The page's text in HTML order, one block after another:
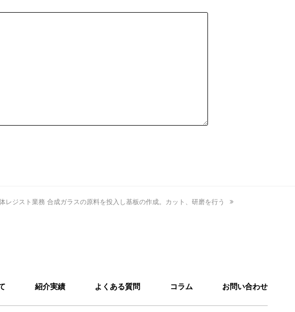
レジスト業務 合成ガラスの原料を投入し基板の作成。カット、研磨を行う
紹介実績 よくある質問 コラム お問い合わせ